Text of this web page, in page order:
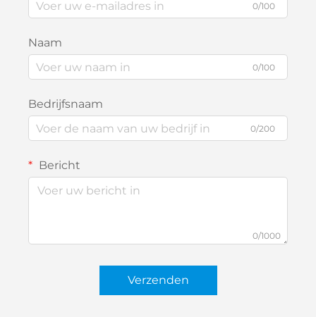
0/100
Naam
0/100
Bedrijfsnaam
0/200
Bericht
0/1000
Verzenden